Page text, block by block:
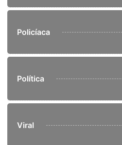
Policíaca
Política
Viral